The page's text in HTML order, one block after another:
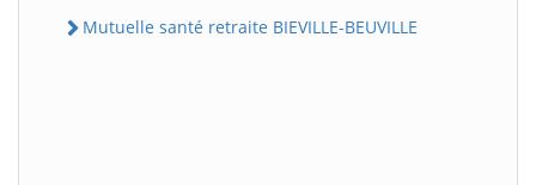
Mutuelle santé retraite BIEVILLE-BEUVILLE